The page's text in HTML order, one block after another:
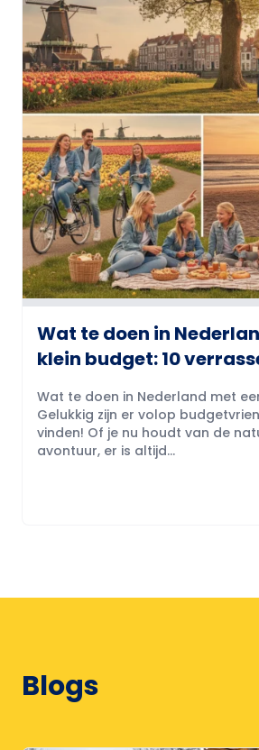
Wat te doen in
klein budget: 10
Wat te doen in Nederland met
Gelukkig zijn er volop
vinden! Of je nu houdt van de
avontuur, er is altijd...
Blogs